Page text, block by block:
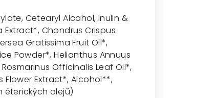
Cetearyl Alcohol, Inulin &
Extract*, Chondrus Crispus
Gratissima Fruit Oil*,
Powder*, Helianthus Annuus
Officinalis Leaf Oil*,
Extract*, Alcohol**,
éterických olejů)